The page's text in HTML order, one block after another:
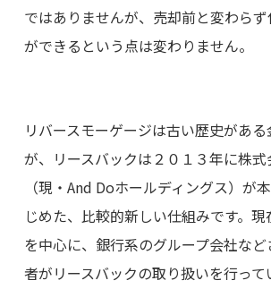
ではありませんが、売却前と変わら
ができるという点は変わりません。
リバースモーゲージは古い歴史があ
が、リースバックは２０１３年に株式
（現・And Doホールディングス）が
じめた、比較的新しい仕組みです。
を中心に、銀行系のグループ会社な
者がリースバックの取り扱いを行って